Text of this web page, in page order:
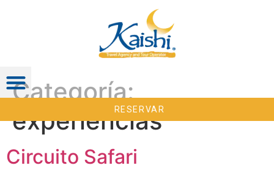
RESERVAR
Categoría:
experiencias
Circuito Safari